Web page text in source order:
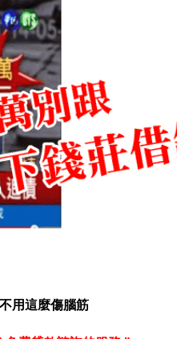
用這麼傷腦筋